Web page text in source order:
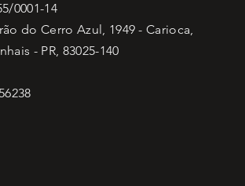
0001-14
do Cerro Azul, 1949 - Carioca,
- PR, 83025-140